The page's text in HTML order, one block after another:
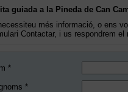
guiada a la Pineda de Can
més informació, o ens
Contactar, i us respondrem
*
*